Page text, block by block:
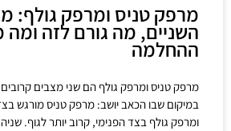
מרפק טניס ומרפק גולף:
השניים, מה גורם לזה
ההחלמה
מרפק טניס ומרפק גולף הם שני מצבים
במיקום שבו הכאב יושב: מרפק טניס מורגש
ומרפק גולף בצד הפנימי, קרוב יותר לגוף.